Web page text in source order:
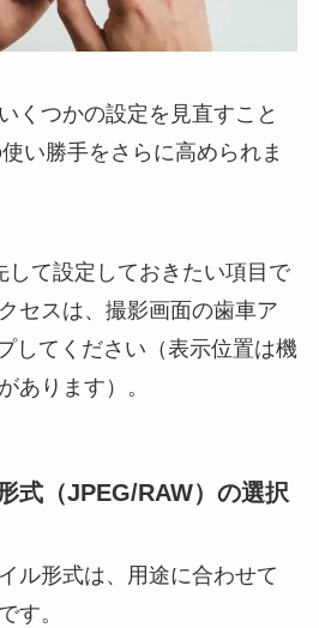
くつかの設定を見直すこと
い勝手をさらに高められま
して設定しておきたい項目で
セスは、撮影画面の歯車ア
してください（表示位置は機
あります）。
式（JPEG/RAW）の選択
ル形式は、用途に合わせて
す。